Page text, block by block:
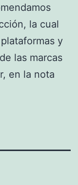
la cual
y
las marcas
en la nota